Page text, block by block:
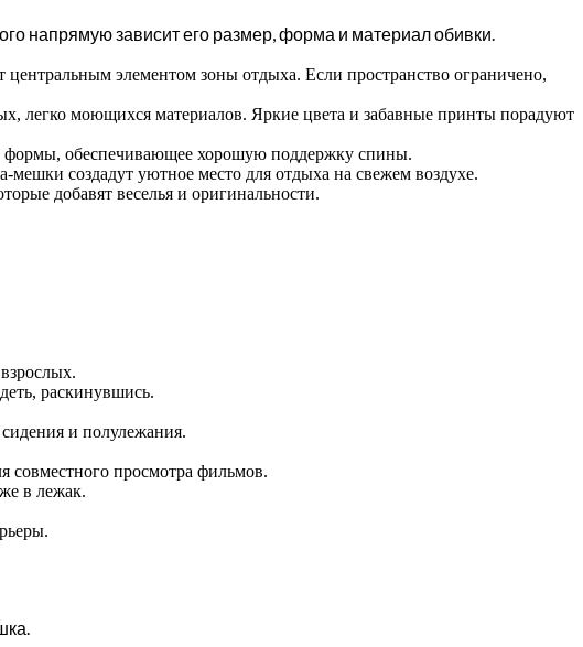
напрямую зависит его размер, форма и материал обивки.
элементом зоны отдыха. Если пространство ограничено,
легко моющихся материалов. Яркие цвета и забавные принты порадуют
формы, обеспечивающее хорошую поддержку спины.
мешки создадут уютное место для отдыха на свежем воздухе.
добавят веселья и оригинальности.
раскинувшись.
и полулежания.
совместного просмотра фильмов.
в лежак.